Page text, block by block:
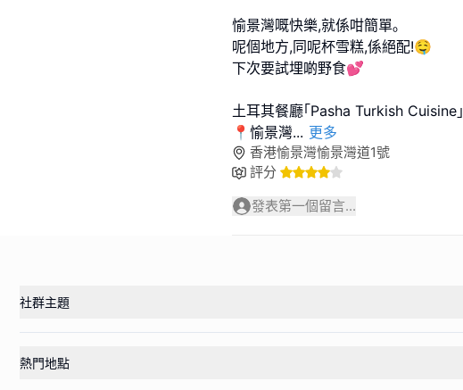
愉景灣嘅快樂,就係咁簡單｡
呢個地方,同呢杯雪糕,係絕配!🤤
下次要試埋啲野食💕
土耳其餐廳｢Pasha Turkish Cuisine｣
📍愉景灣... 更多
香港愉景灣愉景灣道1號
評分
發表第一個留言...
社群主題
熱門地點